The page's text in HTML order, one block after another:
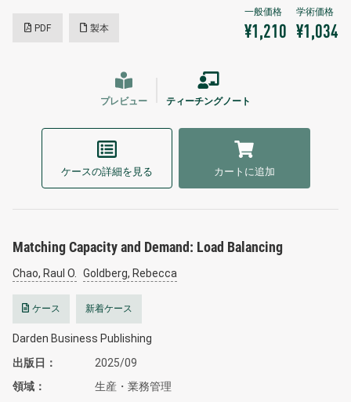
PDF 製本 ¥1,210 ¥1,034
プレビュー ティーチングノート
ケースの詳細を見る カートに追加
Matching Capacity and Demand: Load Balancing
Chao, Raul O. Goldberg, Rebecca
ケース 新着ケース
Darden Business Publishing
出版日
2025/09
領域
生産・業務管理